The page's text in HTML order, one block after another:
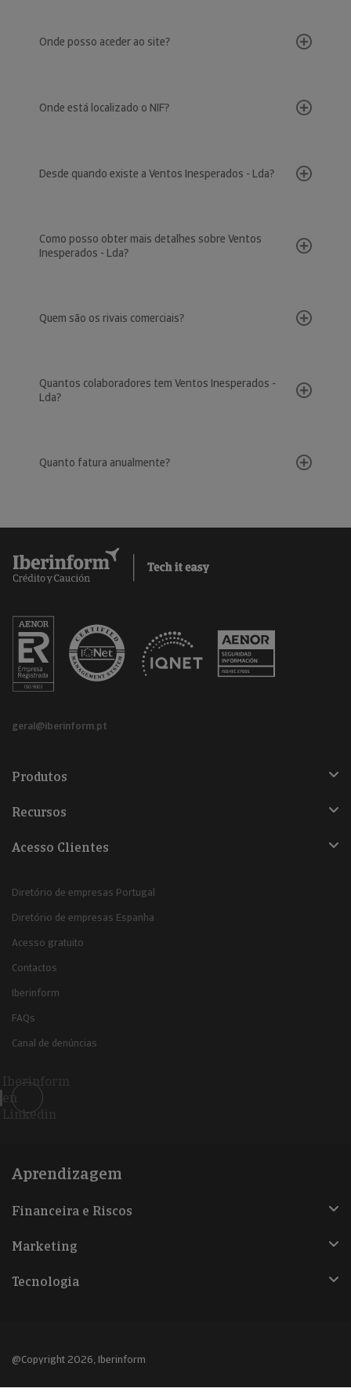
Onde posso aceder ao site?
Onde está localizado o NIF?
Desde quando existe a Ventos Inesperados - Lda?
Como posso obter mais detalhes sobre Ventos
Inesperados - Lda?
Quem são os rivais comerciais?
Quantos colaboradores tem Ventos Inesperados -
Lda?
Quanto fatura anualmente?
geral@iberinform.pt
Produtos
Recursos
Acesso Clientes
Diretório de empresas Portugal
Diretório de empresas Espanha
Acesso gratuito
Contactos
Iberinform
FAQs
Canal de denúncias
Iberinform
en
Linkedin
Aprendizagem
Financeira e Riscos
Marketing
Tecnologia
@Copyright 2026, Iberinform